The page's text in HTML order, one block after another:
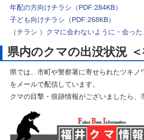
年配の方向けチラシ（PDF:284KB）
子ども向けチラシ（PDF:268KB）
（チラシ ）クマに会わないように・会っ
県内のクマの出没状況
県では、市町や警察署に寄せられたツキノ
をメールで配信しています。
クマの目撃・痕跡情報がございましたら、